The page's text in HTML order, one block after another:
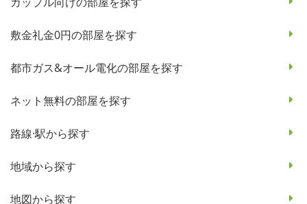
敷金礼金0円の部屋を探す
都市ガス&オール電化の部屋を探す
ネット無料の部屋を探す
路線·駅から探す
地域から探す
地図から探す